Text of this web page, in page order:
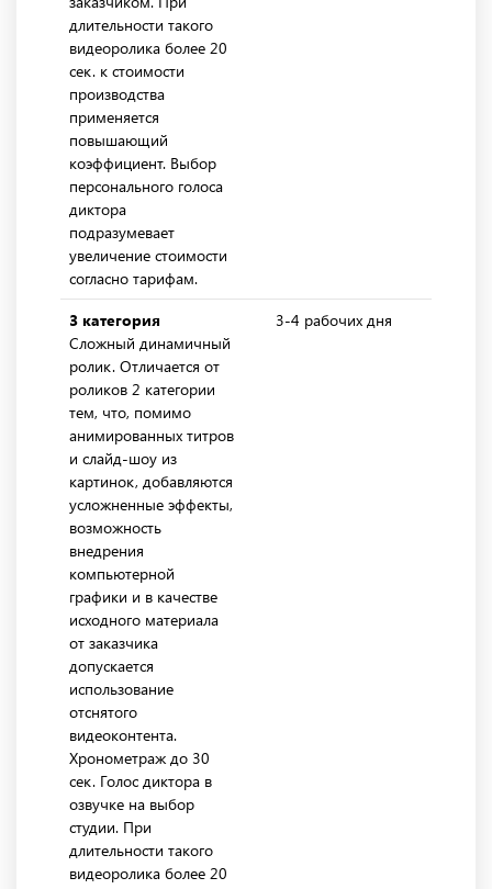
длительности такого
видеоролика более 20
сек. к стоимости
производства
применяется
повышающий
коэффициент. Выбор
персонального голоса
диктора
подразумевает
увеличение стоимости
согласно тарифам.
3 категория
Сложный динамичный
ролик. Отличается от
роликов 2 категории
тем, что, помимо
анимированных титров
и слайд-шоу из
картинок, добавляются
усложненные эффекты,
возможность
внедрения
компьютерной
графики и в качестве
исходного материала
от заказчика
допускается
использование
отснятого
видеоконтента.
Хронометраж до 30
сек. Голос диктора в
озвучке на выбор
студии. При
длительности такого
видеоролика более 20
3-4 рабочих дня